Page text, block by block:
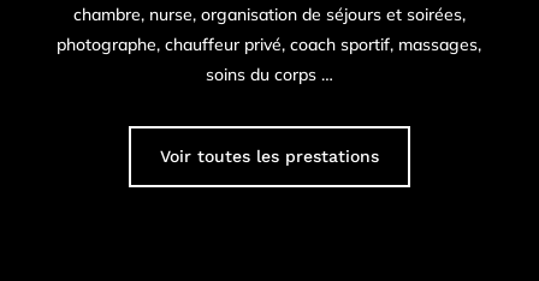
chambre, nurse, organisation de séjours et soirées,
photographe, chauffeur privé, coach sportif, massages,
soins du corps …
Voir toutes les prestations